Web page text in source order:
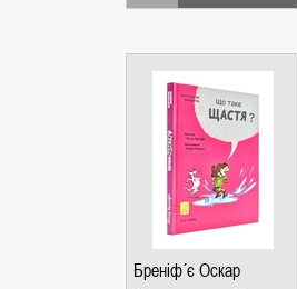
Бреніф´є Оскар